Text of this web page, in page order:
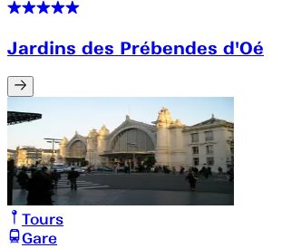
Jardins des Prébendes d'Oé
Tours
Gare